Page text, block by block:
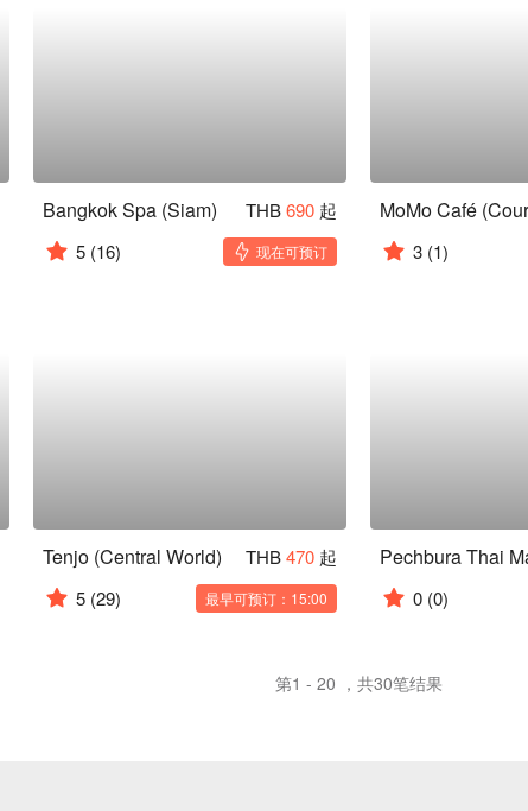
Bangkok Spa (Siam) THB690 起
5 (16) 现在可预订
3 (1)
Tenjo (Central World) THB470 起
5 (29) 最早可预订：15:00
0 (0)
第1 - 20 ，共30笔结果